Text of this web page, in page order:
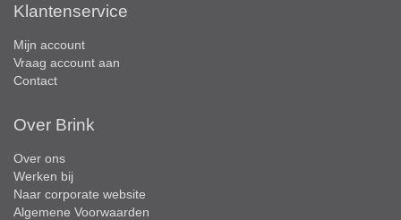
Klantenservice
Mijn account
Vraag account aan
Contact
Over Brink
Over ons
Werken bij
Naar corporate website
Algemene Voorwaarden